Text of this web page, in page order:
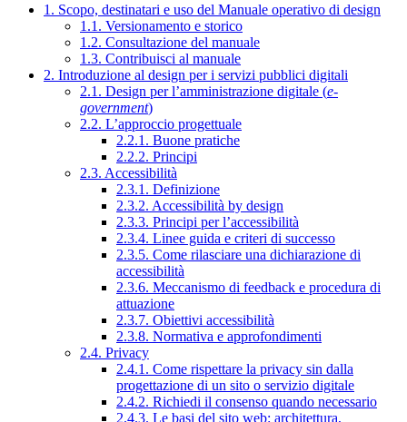
1. Scopo, destinatari e uso del Manuale operativo di design
1.1. Versionamento e storico
1.2. Consultazione del manuale
1.3. Contribuisci al manuale
2. Introduzione al design per i servizi pubblici digitali
2.1. Design per l’amministrazione digitale (e-
government)
2.2. L’approccio progettuale
2.2.1. Buone pratiche
2.2.2. Principi
2.3. Accessibilità
2.3.1. Definizione
2.3.2. Accessibilità by design
2.3.3. Principi per l’accessibilità
2.3.4. Linee guida e criteri di successo
2.3.5. Come rilasciare una dichiarazione di
accessibilità
2.3.6. Meccanismo di feedback e procedura di
attuazione
2.3.7. Obiettivi accessibilità
2.3.8. Normativa e approfondimenti
2.4. Privacy
2.4.1. Come rispettare la privacy sin dalla
progettazione di un sito o servizio digitale
2.4.2. Richiedi il consenso quando necessario
2.4.3. Le basi del sito web: architettura,